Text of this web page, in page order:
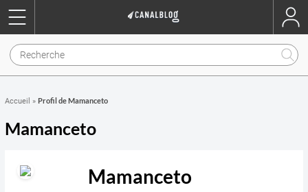
Accueil » Profil de Mamanceto
Mamanceto
Mamanceto